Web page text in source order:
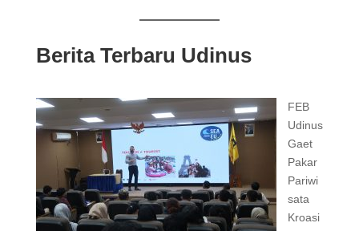
Berita Terbaru Udinus
FEB
Udinus
Gaet
Pakar
Pariwi
sata
Kroasi